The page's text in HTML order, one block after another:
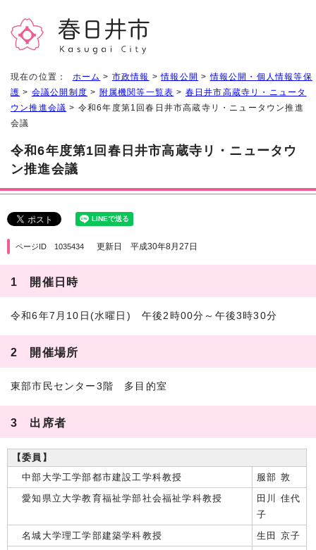
現在の位置： ホーム > 市政情報 >情報公開 >情報公開・個人情報等保
護 > 会議公開制度 > 附属機関等一覧表 > 春日井市高蔵寺リ・ニュータ
ウン推進会議 > 令和6年度第1回春日井市高蔵寺リ・ニュータウン推進
会議
令和6年度第1回春日井市高蔵寺リ・ニュータウ
ン推進会議
ページID 1035434 更新日 平成30年8月27日
1 開催日時
令和6年7月10日(水曜日) 午後2時00分～午後3時30分
2 開催場所
東部市民センター3階 多目的室
3 出席者
【委員】
中部大学工学部都市建設工学科教授
服部 敦
愛知県立大学教育福祉学部社会福祉学科教授
田川 佳代
子
名城大学理工学部建築学科教授
生田 京子